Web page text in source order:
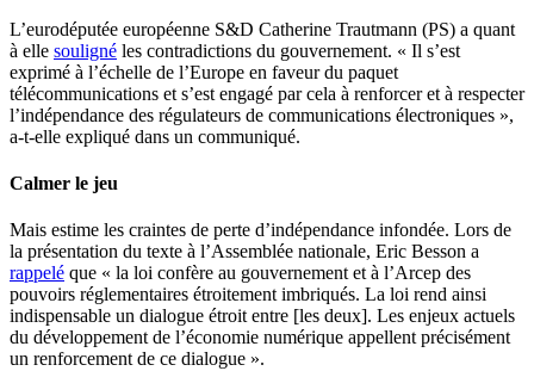
L’eurodéputée européenne S&D Catherine Trautmann (PS) a quant
à elle souligné les contradictions du gouvernement. « Il s’est
exprimé à l’échelle de l’Europe en faveur du paquet
télécommunications et s’est engagé par cela à renforcer et à respecter
l’indépendance des régulateurs de communications électroniques »,
a-t-elle expliqué dans un communiqué.
Calmer le jeu
Mais estime les craintes de perte d’indépendance infondée. Lors de
la présentation du texte à l’Assemblée nationale, Eric Besson a
rappelé que « la loi confère au gouvernement et à l’Arcep des
pouvoirs réglementaires étroitement imbriqués. La loi rend ainsi
indispensable un dialogue étroit entre [les deux]. Les enjeux actuels
du développement de l’économie numérique appellent précisément
un renforcement de ce dialogue ».